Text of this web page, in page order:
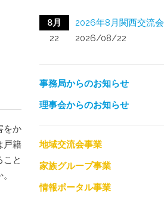
メールマガジン 情報ポータル事業
啓発媒体作成事業
当事者研究事業
調査協力支援事業
性別欄再考事業
をか
戸籍
と
8月
22
2026年8月関西交流会
2026/08/22
事務局からのお知らせ
理事会からのお知らせ
地域交流会事業
家族グループ事業
情報ポータル事業